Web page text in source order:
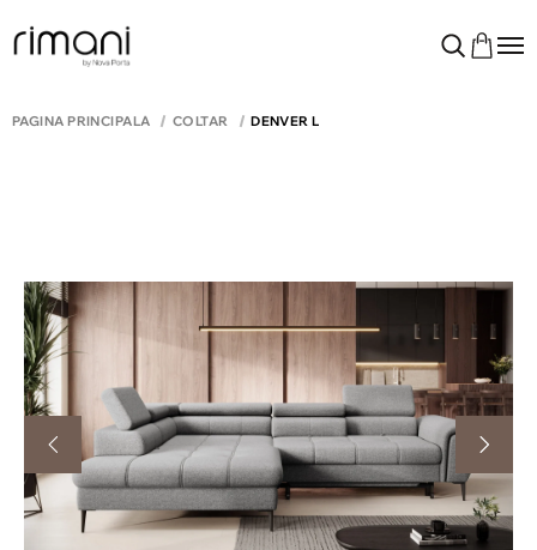
PAGINA PRINCIPALĂ COLTAR DENVER L